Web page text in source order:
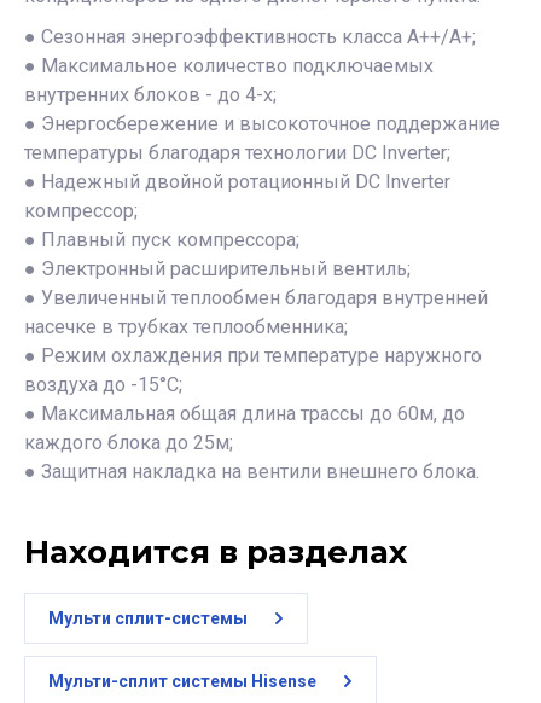
● Сезонная энергоэффективность класса А++/А+;
● Максимальное количество подключаемых
внутренних блоков - до 4-х;
● Энергосбережение и высокоточное поддержание
температуры благодаря технологии DC Inverter;
● Надежный двойной ротационный DC Inverter
компрессор;
● Плавный пуск компрессора;
● Электронный расширительный вентиль;
● Увеличенный теплообмен благодаря внутренней
насечке в трубках теплообменника;
● Режим охлаждения при температуре наружного
воздуха до -15°С;
● Максимальная общая длина трассы до 60м, до
каждого блока до 25м;
● Защитная накладка на вентили внешнего блока.
Находится в разделах
Мульти сплит-системы
Мульти-сплит системы Hisense